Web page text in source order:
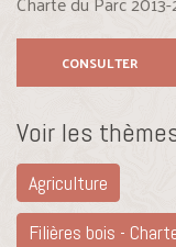
CONSULTER
Voir les
Agriculture
Filières bois -